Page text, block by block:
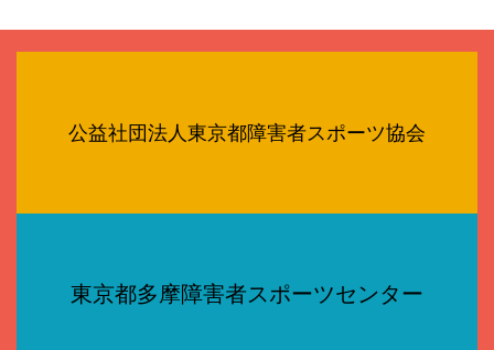
公益社団法人東京都障害者スポーツ協会
東京都多摩障害者スポーツセンター